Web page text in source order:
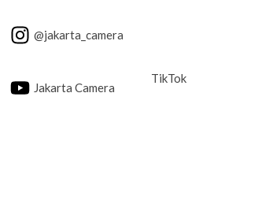
@jakarta_camera
Jakarta Camera
TikTok